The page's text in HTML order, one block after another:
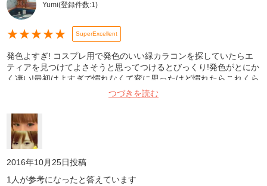
Yumi(登録件数:1)
★★★★★ SuperExcellent
発色よすぎ! コスプレ用で発色のいい緑カラコンを探していたらエ
ティアを見つけてよさそうと思ってつけるとびっくり!発色がとにか
く凄い!最初はよすぎで慣れなくて変に思ったけど慣れたらこれくら
い発色がないとコスプレできないくらいエティアにハマりました!ち
なみに元の目の色は茶色よりです。黒い方でも絶対に発色はいいと
思います!コスプレはCCさくらちゃんをしました!写真の緑色は夜撮
ったやつです!
つづきを読む
2016年10月25日投稿
1 人が参考になったと答えています